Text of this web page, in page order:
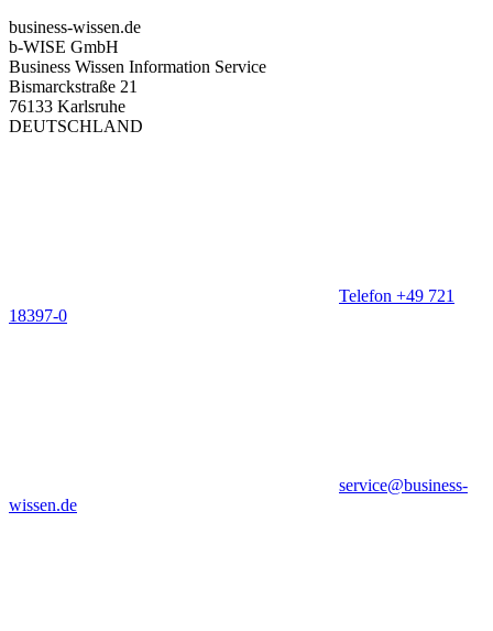
business-wissen.de
b-WISE GmbH
Business Wissen Information Service
Bismarckstraße 21
76133 Karlsruhe
DEUTSCHLAND
Telefon +49 721
18397-0
service@business-
wissen.de